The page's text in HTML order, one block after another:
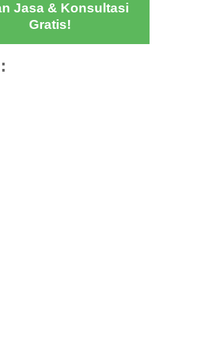
Jasa & Konsultasi
Gratis!